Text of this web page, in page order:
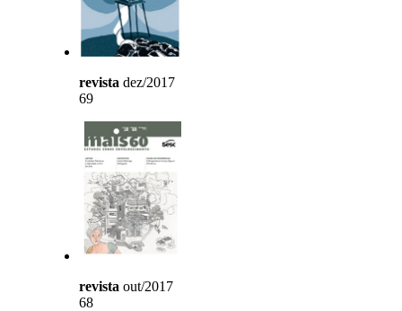
revista dez/2017
69
revista out/2017
68